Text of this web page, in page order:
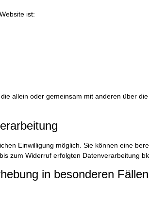
ist:
allein oder gemeinsam mit anderen über
Einwilligung möglich. Sie können eine
zum Widerruf erfolgten Datenverarbeitung
in besonderen